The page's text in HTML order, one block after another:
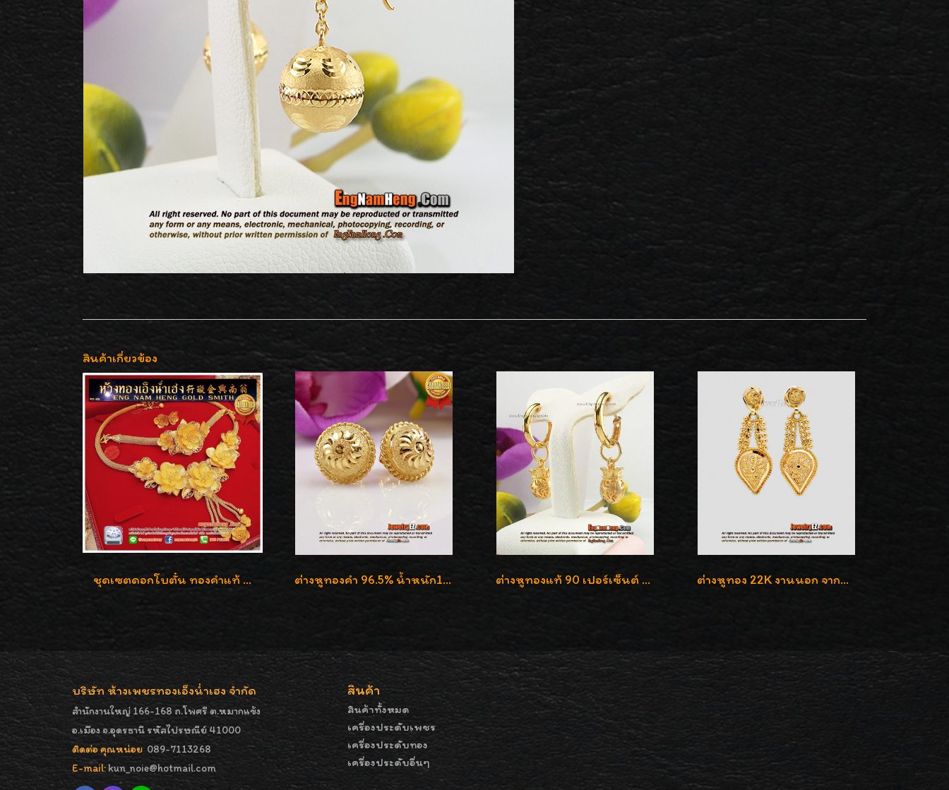
สินค้าเกี่ยวข้อง
ชุดเซตดอกโบตั๋น ทองคำแท้ 99.99% ต่างหูทองคำ 96.5% น้ำหนัก1สลึง แกะลายสวยน่ารักค่ะ ต่างหูทองแท้ 90 เปอร์เซ็นต์ ห้อยถุงทอง ใส่ได้ 2 แบบค่ะ ต่างหูทอง 22K งานนอก จากดูไบ น่ารักน่าสะสมค่ะ
บริษัท ห้างเพชรทองเอ็งน่ำเฮง จำกัด
สำนักงานใหญ่ 166-168 ถ.โพศรี ต.หมากแข้ง
อ.เมือง จ.อุดรธานี รหัสไปรษณีย์ 41000
ติดต่อ คุณหน่อย 089-7113268
E-mail:kun_noie@hotmail.com
สินค้า
สินค้าทั้งหมด
เครื่องประดับเพชร
เครื่องประดับทอง
เครื่องประดับอื่นๆ